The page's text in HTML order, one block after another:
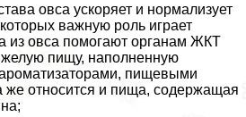
овса ускоряет и нормализует
важную роль играет
из овса помогают органам ЖКТ
пищу, наполненную
пищевыми
же относится и пища, содержащая